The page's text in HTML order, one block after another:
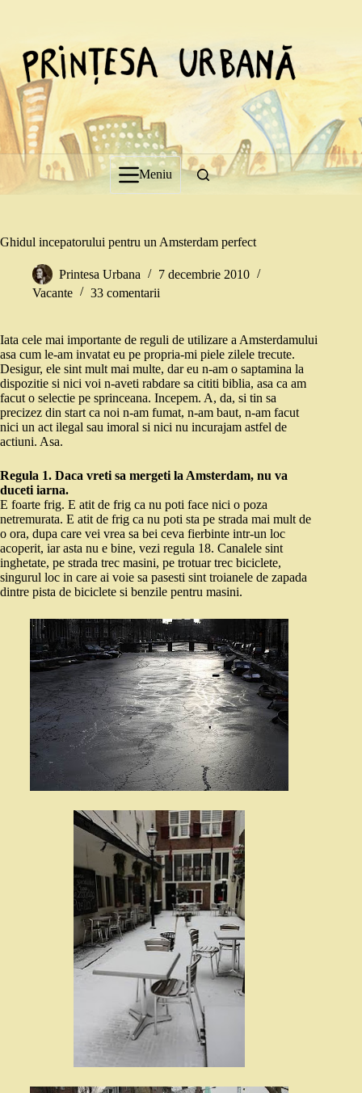
Meniu
Ghidul incepatorului pentru un Amsterdam perfect
Printesa Urbana
7 decembrie 2010
Vacante
33 comentarii
Iata cele mai importante de reguli de utilizare a Amsterdamului
asa cum le-am invatat eu pe propria-mi piele zilele trecute.
Desigur, ele sint mult mai multe, dar eu n-am o saptamina la
dispozitie si nici voi n-aveti rabdare sa cititi biblia, asa ca am
facut o selectie pe sprinceana. Incepem. A, da, si tin sa
precizez din start ca noi n-am fumat, n-am baut, n-am facut
nici un act ilegal sau imoral si nici nu incurajam astfel de
actiuni. Asa.
Regula 1. Daca vreti sa mergeti la Amsterdam, nu va
duceti iarna.
E foarte frig. E atit de frig ca nu poti face nici o poza
netremurata. E atit de frig ca nu poti sta pe strada mai mult de
o ora, dupa care vei vrea sa bei ceva fierbinte intr-un loc
acoperit, iar asta nu e bine, vezi regula 18. Canalele sint
inghetate, pe strada trec masini, pe trotuar trec biciclete,
singurul loc in care ai voie sa pasesti sint troianele de zapada
dintre pista de biciclete si benzile pentru masini.